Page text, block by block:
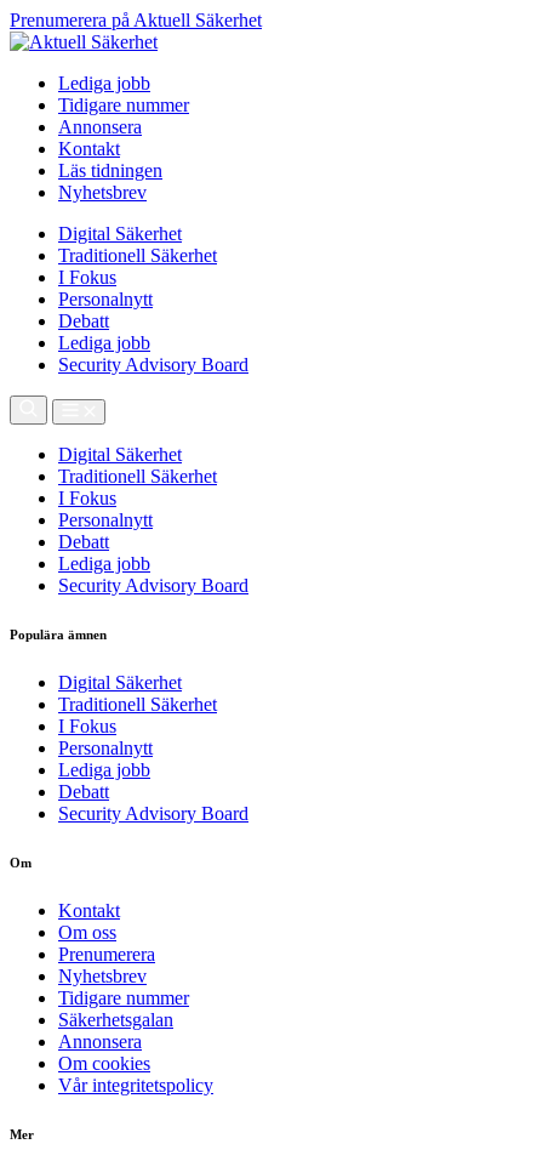
Prenumerera på Aktuell Säkerhet
Lediga jobb
Tidigare nummer
Annonsera
Kontakt
Läs tidningen
Nyhetsbrev
Digital Säkerhet
Traditionell Säkerhet
I Fokus
Personalnytt
Debatt
Lediga jobb
Security Advisory Board
Digital Säkerhet
Traditionell Säkerhet
I Fokus
Personalnytt
Debatt
Lediga jobb
Security Advisory Board
Populära ämnen
Digital Säkerhet
Traditionell Säkerhet
I Fokus
Personalnytt
Lediga jobb
Debatt
Security Advisory Board
Om
Kontakt
Om oss
Prenumerera
Nyhetsbrev
Tidigare nummer
Säkerhetsgalan
Annonsera
Om cookies
Vår integritetspolicy
Mer